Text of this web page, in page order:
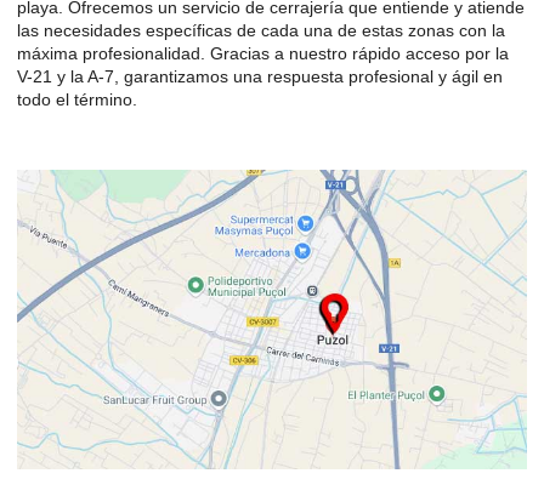
playa. Ofrecemos un servicio de cerrajería que entiende y atiende
las necesidades específicas de cada una de estas zonas con la
máxima profesionalidad. Gracias a nuestro rápido acceso por la
V-21 y la A-7, garantizamos una respuesta profesional y ágil en
todo el término.